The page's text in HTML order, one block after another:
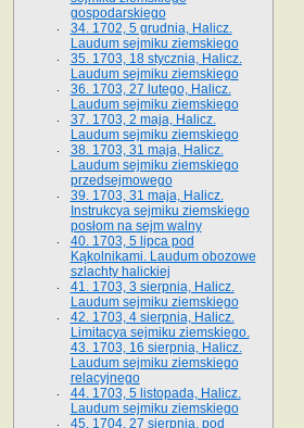
gospodarskiego
34. 1702, 5 grudnia, Halicz.
Laudum sejmiku ziemskiego
35. 1703, 18 stycznia, Halicz.
Laudum sejmiku ziemskiego
36. 1703, 27 lutego, Halicz.
Laudum sejmiku ziemskiego
37. 1703, 2 maja, Halicz.
Laudum sejmiku ziemskiego
38. 1703, 31 maja, Halicz.
Laudum sejmiku ziemskiego
przedsejmowego
39. 1703, 31 maja, Halicz.
Instrukcya sejmiku ziemskiego
posłom na sejm walny
40. 1703, 5 lipca pod
Kąkolnikami. Laudum obozowe
szlachty halickiej
41­. 1703, 3 sierpnia, Halicz.
Laudum sejmiku ziemskiego
42. 1703, 4 sierpnia, Halicz.
Limitacya sejmiku ziemskiego.
43. 1703, 16 sierpnia, Halicz.
Laudum sejmiku ziemskiego
relacyjnego
44. 1703, 5 listopada, Halicz.
Laudum sejmiku ziemskiego
45. 1704, 27 sierpnia, pod